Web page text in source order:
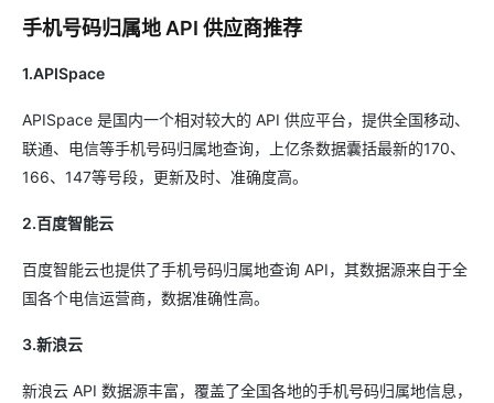
手机号码归属地 API 供应商推荐
1.APISpace
APISpace 是国内一个相对较大的 API 供应平台，提供全国移动、
联通、电信等手机号码归属地查询，上亿条数据囊括最新的170、
166、147等号段，更新及时、准确度高。
2.百度智能云
百度智能云也提供了手机号码归属地查询 API，其数据源来自于全
国各个电信运营商，数据准确性高。
3.新浪云
新浪云 API 数据源丰富，覆盖了全国各地的手机号码归属地信息，